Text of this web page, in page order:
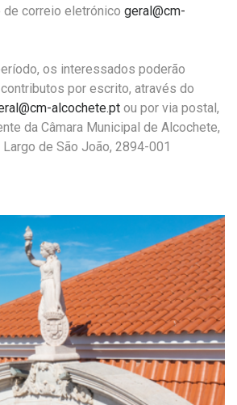
correio eletrónico geral@cm-
os interessados poderão
por escrito, através do
alcochete.pt ou por via postal,
da Câmara Municipal de Alcochete,
de São João, 2894-001